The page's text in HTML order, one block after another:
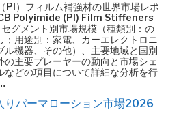
PI）フィルム補強材の世界市場レポ
Polyimide (PI) Film Stiffeners
グメント別市場規模（種類別：の
；用途別：家電、カーエレクトロニ
ル機器、その他）、主要地域と国別
の主要プレーヤーの動向と市場シェ
などの項目について詳細な分析を行
りパーマローション市場2026